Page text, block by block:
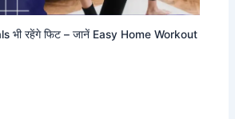
भी रहेंगे फिट – जानें Easy Home Workout